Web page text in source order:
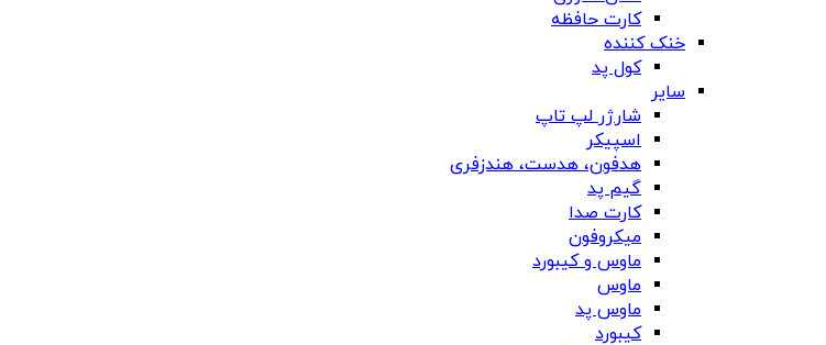
کارت حافظه
خنک کننده
کول پد
سایر
شارژر لپ تاپ
اسپیکر
هدفون، هدست، هندزفری
گیم پد
کارت صدا
میکروفون
ماوس و کیبورد
ماوس
ماوس پد
کیبورد